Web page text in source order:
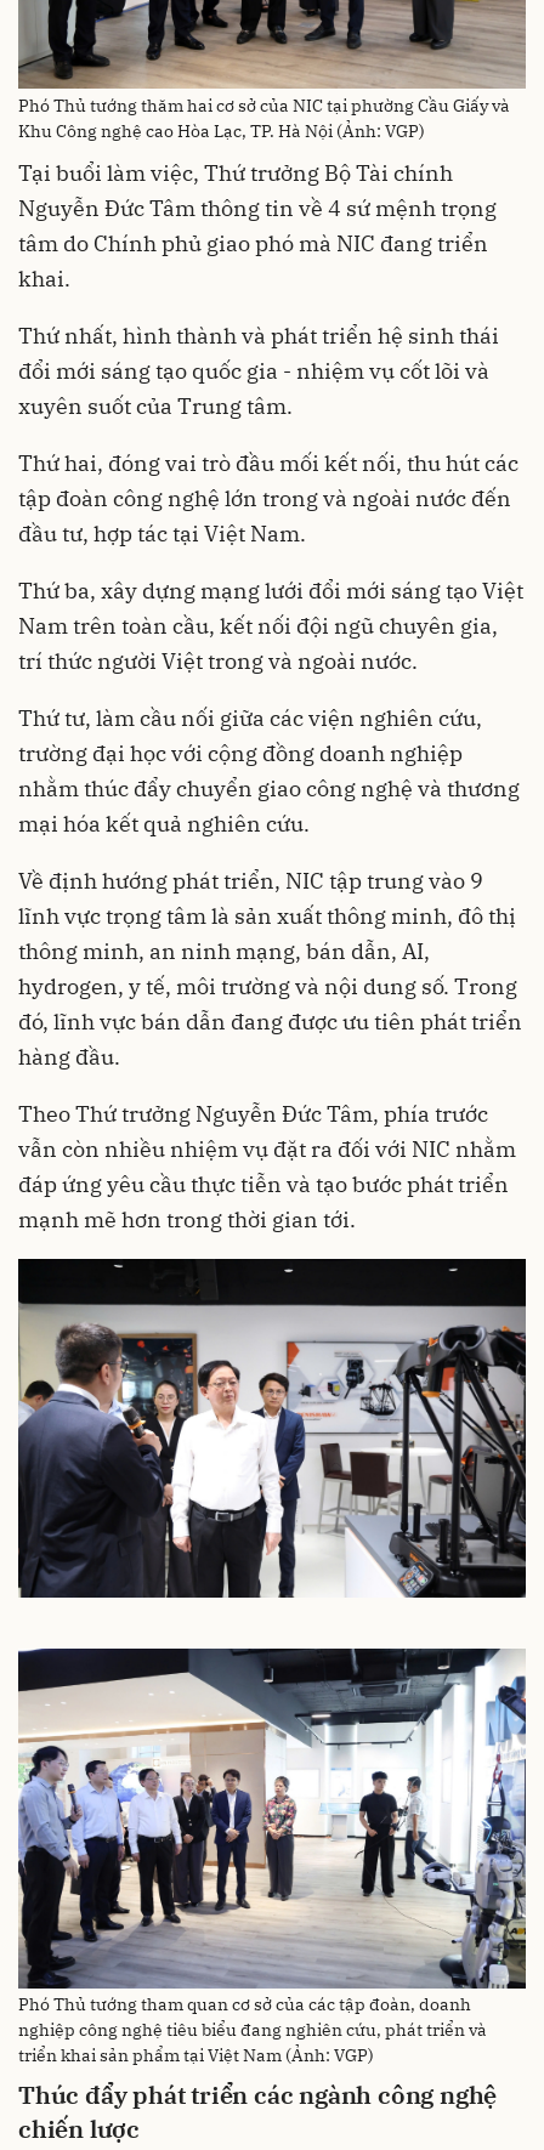
Phó Thủ tướng thăm hai cơ sở của NIC tại phường Cầu Giấy và
Khu Công nghệ cao Hòa Lạc, TP. Hà Nội (Ảnh: VGP)
Tại buổi làm việc, Thứ trưởng Bộ Tài chính
Nguyễn Đức Tâm thông tin về 4 sứ mệnh trọng
tâm do Chính phủ giao phó mà NIC đang triển
khai.
Thứ nhất, hình thành và phát triển hệ sinh thái
đổi mới sáng tạo quốc gia - nhiệm vụ cốt lõi và
xuyên suốt của Trung tâm.
Thứ hai, đóng vai trò đầu mối kết nối, thu hút các
tập đoàn công nghệ lớn trong và ngoài nước đến
đầu tư, hợp tác tại Việt Nam.
Thứ ba, xây dựng mạng lưới đổi mới sáng tạo Việt
Nam trên toàn cầu, kết nối đội ngũ chuyên gia,
trí thức người Việt trong và ngoài nước.
Thứ tư, làm cầu nối giữa các viện nghiên cứu,
trường đại học với cộng đồng doanh nghiệp
nhằm thúc đẩy chuyển giao công nghệ và thương
mại hóa kết quả nghiên cứu.
Về định hướng phát triển, NIC tập trung vào 9
lĩnh vực trọng tâm là sản xuất thông minh, đô thị
thông minh, an ninh mạng, bán dẫn, AI,
hydrogen, y tế, môi trường và nội dung số. Trong
đó, lĩnh vực bán dẫn đang được ưu tiên phát triển
hàng đầu.
Theo Thứ trưởng Nguyễn Đức Tâm, phía trước
vẫn còn nhiều nhiệm vụ đặt ra đối với NIC nhằm
đáp ứng yêu cầu thực tiễn và tạo bước phát triển
mạnh mẽ hơn trong thời gian tới.
Phó Thủ tướng tham quan cơ sở của các tập đoàn, doanh
nghiệp công nghệ tiêu biểu đang nghiên cứu, phát triển và
triển khai sản phẩm tại Việt Nam (Ảnh: VGP)
Thúc đẩy phát triển các ngành công nghệ
chiến lược